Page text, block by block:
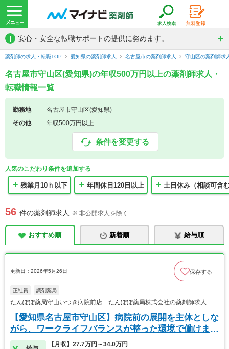
! 安心・安全な転職サポートの提供に努めます。
薬剤師の求人・転職TOP 愛知県の薬剤師求人 名古屋市の薬剤師求人 守山区の薬剤師求
名古屋市守山区(愛知県)の年収500万円以上の薬剤師求人・
転職情報一覧
勤務地
名古屋市守山区(愛知県)
その他
年収500万円以上
条件を変更する
人気のこだわり条件を追加する
残業月10ｈ以下 年間休日120日以上 土日休み（相談可含
56 件の薬剤師求人 ※ 非公開求人を除く
おすすめ順 新着順 給与順
更新日：2026年5月26日 保存する
正社員 調剤薬局
たんぽぽ薬局守山いつき病院前店 たんぽぽ薬局株式会社の薬剤師求人
【愛知県名古屋市守山区】病院前の展開を主体としな
がら、ワークライフバランスが整った環境で働けま
す。
【月収】27.7万円～34.0万円